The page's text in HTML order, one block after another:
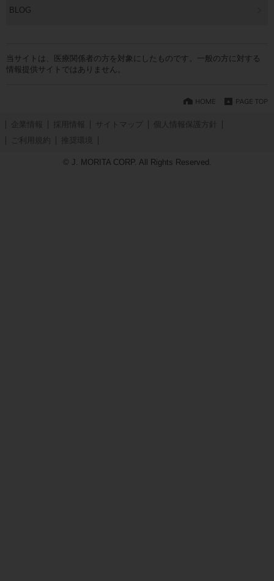
BLOG
当サイトは、医療関係者の方を対象にしたものです。一般の方に対する
情報提供サイトではありません。
企業情報 採用情報 サイトマップ
個人情報保護方針
ご利用規約
推奨環境
© J. MORITA CORP. All Rights Reserved.